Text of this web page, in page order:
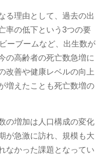
る理由として、過去の出
率の低下という3つの要
ーブームなど、出生数が
の高齢者の死亡数急増に
改善や健康レベルの向上
増えたことも死亡数増の
の増加は人口構成の変化
が急激に訪れ、規模も大
なかった課題となってい